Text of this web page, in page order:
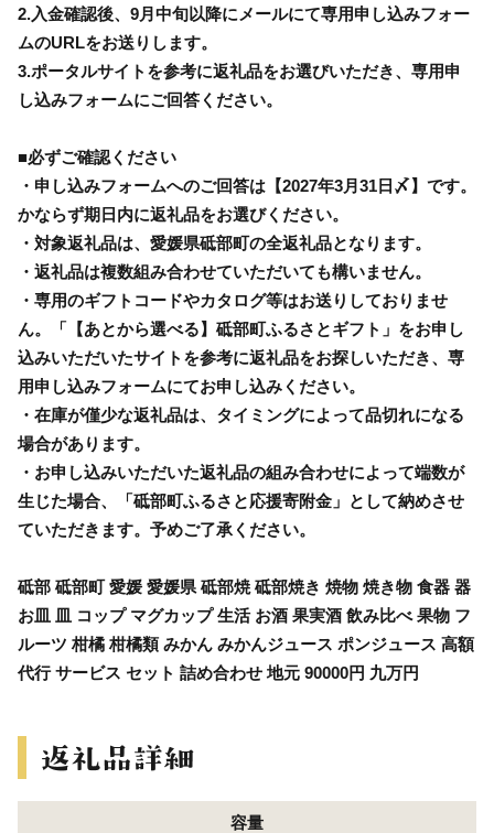
2.入金確認後、9月中旬以降にメールにて専用申し込みフォー
ムのURLをお送りします。
3.ポータルサイトを参考に返礼品をお選びいただき、専用申
し込みフォームにご回答ください。
■必ずご確認ください
・申し込みフォームへのご回答は【2027年3月31日〆】です。
かならず期日内に返礼品をお選びください。
・対象返礼品は、愛媛県砥部町の全返礼品となります。
・返礼品は複数組み合わせていただいても構いません。
・専用のギフトコードやカタログ等はお送りしておりませ
ん。「【あとから選べる】砥部町ふるさとギフト」をお申し
込みいただいたサイトを参考に返礼品をお探しいただき、専
用申し込みフォームにてお申し込みください。
・在庫が僅少な返礼品は、タイミングによって品切れになる
場合があります。
・お申し込みいただいた返礼品の組み合わせによって端数が
生じた場合、「砥部町ふるさと応援寄附金」として納めさせ
ていただきます。予めご了承ください。
砥部 砥部町 愛媛 愛媛県 砥部焼 砥部焼き 焼物 焼き物 食器 器
お皿 皿 コップ マグカップ 生活 お酒 果実酒 飲み比べ 果物 フ
ルーツ 柑橘 柑橘類 みかん みかんジュース ポンジュース 高額
代行 サービス セット 詰め合わせ 地元 90000円 九万円
容量